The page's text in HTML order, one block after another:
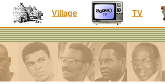
Village TV